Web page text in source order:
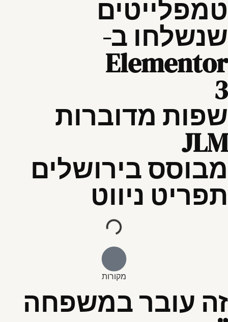
טמפלייטים
שנשלחו ב-
Elementor
3
שפות מדוברות
JLM
מבוסס בירושלים
תפריט ניווט
מקורות
זה עובר במשפחה